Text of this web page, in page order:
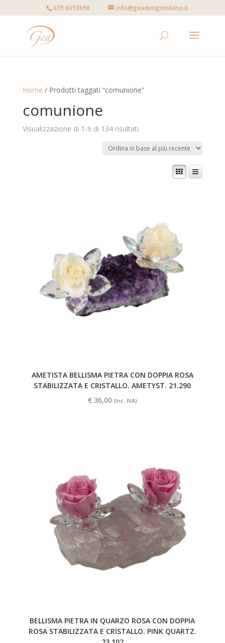
039 6093698 info@geadesignmilano.it
Home / Prodotti taggati “comunione”
comunione
Visualizzazione di 1-9 di 134 risultati
AMETISTA BELLISMA PIETRA CON DOPPIA ROSA
STABILIZZATA E CRISTALLO. AMETYST. 21.290
€ 36,00 (Inc. IVA)
BELLISMA PIETRA IN QUARZO ROSA CON DOPPIA
ROSA STABILIZZATA E CRISTALLO. PINK QUARTZ.